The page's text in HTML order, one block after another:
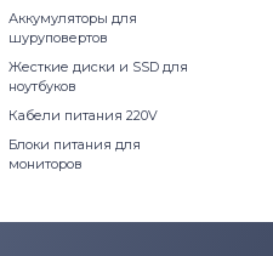
Аккумуляторы для
шуруповертов
Жесткие диски и SSD для
ноутбуков
Кабели питания 220V
Блоки питания для
мониторов